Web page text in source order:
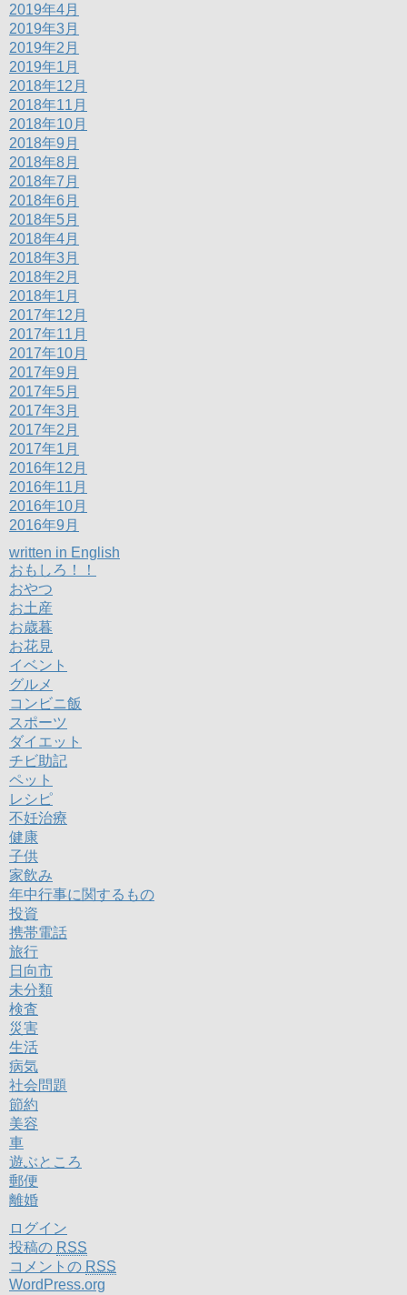
2019年4月
2019年3月
2019年2月
2019年1月
2018年12月
2018年11月
2018年10月
2018年9月
2018年8月
2018年7月
2018年6月
2018年5月
2018年4月
2018年3月
2018年2月
2018年1月
2017年12月
2017年11月
2017年10月
2017年9月
2017年5月
2017年3月
2017年2月
2017年1月
2016年12月
2016年11月
2016年10月
2016年9月
written in English
おもしろ！！
おやつ
お土産
お歳暮
お花見
イベント
グルメ
コンビニ飯
スポーツ
ダイエット
チビ助記
ペット
レシピ
不妊治療
健康
子供
家飲み
年中行事に関するもの
投資
携帯電話
旅行
日向市
未分類
検査
災害
生活
病気
社会問題
節約
美容
車
遊ぶところ
郵便
離婚
ログイン
投稿の RSS
コメントの RSS
WordPress.org